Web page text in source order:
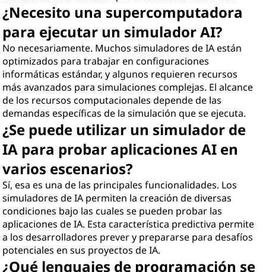
¿Necesito una supercomputadora
para ejecutar un simulador AI?
No necesariamente. Muchos simuladores de IA están
optimizados para trabajar en configuraciones
informáticas estándar, y algunos requieren recursos
más avanzados para simulaciones complejas. El alcance
de los recursos computacionales depende de las
demandas específicas de la simulación que se ejecuta.
¿Se puede utilizar un simulador de
IA para probar aplicaciones AI en
varios escenarios?
Sí, esa es una de las principales funcionalidades. Los
simuladores de IA permiten la creación de diversas
condiciones bajo las cuales se pueden probar las
aplicaciones de IA. Esta característica predictiva permite
a los desarrolladores prever y prepararse para desafíos
potenciales en sus proyectos de IA.
¿Qué lenguajes de programación se